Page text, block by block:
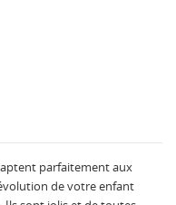
parfaitement aux
de votre enfant